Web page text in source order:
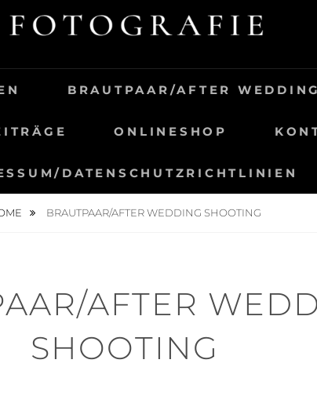
BRAUTPAAR/AFTER
ONLINESHOP
DATENSCHUTZRICHTLINIEN
BRAUTPAAR/AFTER WEDDING SHOOTING
AFTER
SHOOTING